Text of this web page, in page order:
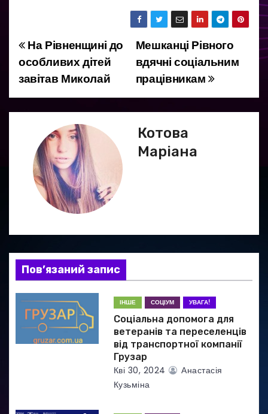
Н
а
в
я
з
а
п
и
Мешканці Рівного
вдячні соціальним
працівникам
На Рівненщині до
особливих дітей
завітав Миколай
Котова
Маріана
Пов’язаний запис
ІНШЕ СОЦІУМ УВАГА!
Соціальна допомога для
ветеранів та переселенців
від транспортної компанії
Грузар
Кві 30, 2024
Анастасія
Кузьміна